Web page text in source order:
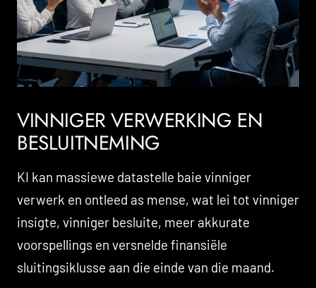
VINNIGER VERWERKING EN
BESLUITNEMING
KI kan massiewe datastelle baie vinniger
verwerk en ontleed as mense, wat lei tot vinniger
insigte, vinniger besluite, meer akkurate
voorspellings en versnelde finansiële
sluitingsiklusse aan die einde van die maand.